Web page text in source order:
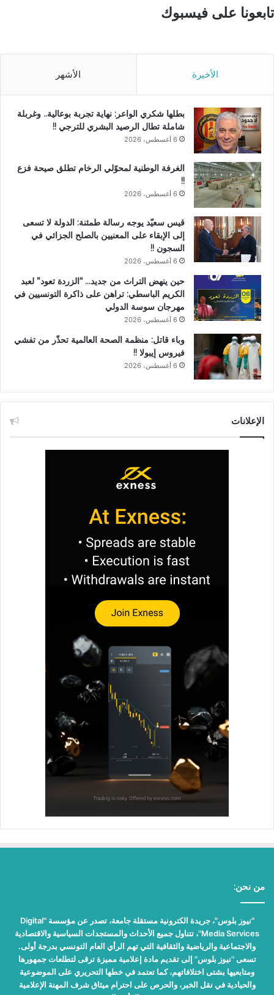
تابعونا على فيسبوك
الأخيرة الأشهر
بطلها شكري الواعر: نهاية تجربة بوعالية.. وغربلة
شاملة تطال الرصيد البشري للترجي !!
6 أغسطس، 2026
الغرفة الوطنية لمحوّلي الرخام تطلق صيحة فزع
!!
6 أغسطس، 2026
قيس سعيّد يوجه رسالة طمئنة: الدولة لا تسعى
إلى الإبقاء على المعنيين بالصلح الجزائي في
السجون !!
6 أغسطس، 2026
حين ينهض التراث من جديد… “الزردة تعود” لعبد
الكريم الباسطي: تراهن على ذاكرة التونسيين في
مهرجان سوسة الدولي
6 أغسطس، 2026
وباء قاتل: منظمة الصحة العالمية تحذّر من تفشي
فيروس إيبولا !!
6 أغسطس، 2026
الإعلانات
من نحن:
"نيوز بلوس"، جريدة الكترونية مستقلة جامعة، تصدر عن مؤسسة "Digital
Media Services"، تتناول جميع الأحداث والمستجدات السياسية والاقتصادية
والاجتماعية والرياضية والثقافية التي تهم الرأي العام التونسي بدرجة أولى.
تسعى "نيوز بلوس" إلى تقديم مادة إعلامية مميزة ترقى لتطلعات جمهورها
ومتابعيها بشتى اختلافاتهم، كما تعتمد في خطها التحريري على الموضوعية
والحيادية في نقل الخبر، والحرص على احترام ميثاق شرف المهنة الإعلامية